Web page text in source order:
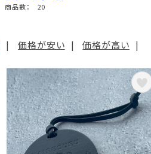
商品数： 20
| 価格が安い | 価格が高い |